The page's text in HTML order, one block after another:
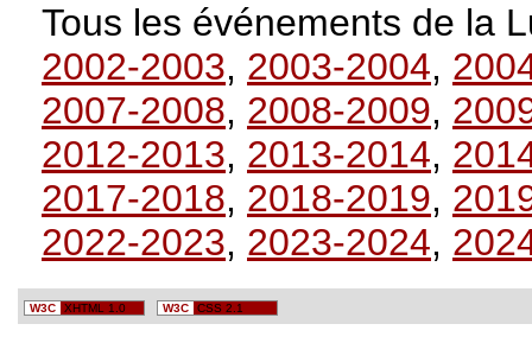
Tous les événements de la
2002-2003, 2003-2004,
2007-2008, 2008-2009,
2012-2013, 2013-2014,
2017-2018, 2018-2019,
2022-2023, 2023-2024,
W3C XHTML 1.0 W3C CSS 2.1